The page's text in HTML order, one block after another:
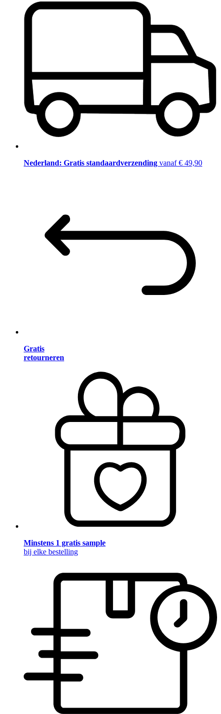
Nederland: Gratis standaardverzending vanaf € 49,90
Gratis
retourneren
Minstens 1 gratis sample
bij elke bestelling